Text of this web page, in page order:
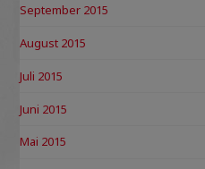
September 2015
August 2015
Juli 2015
Juni 2015
Mai 2015